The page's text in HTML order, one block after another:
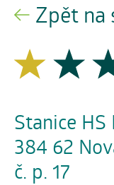
Zpět na
Stanice HS
384 62
č. p. 17